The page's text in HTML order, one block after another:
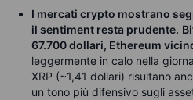
I mercati crypto mostrano
il sentiment resta prudente.
67.700 dollari, Ethereum
leggermente in calo nella
XRP (~1,41 dollari) risultano
un tono più difensivo sugli